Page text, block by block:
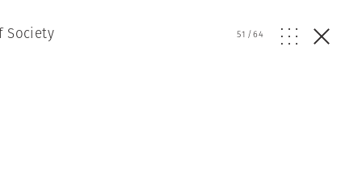
Society 51 /64